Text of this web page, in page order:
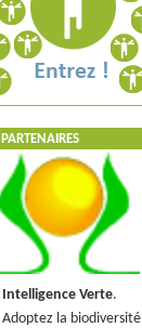
PARTENAIRES
Intelligence Verte.
Adoptez la biodiversité